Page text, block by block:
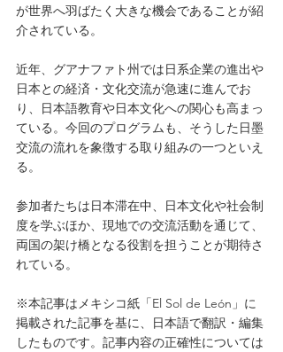
が世界へ羽ばたく大きな機会であることが紹
介されている。
近年、グアナファト州では日系企業の進出や
日本との経済・文化交流が急速に進んでお
り、日本語教育や日本文化への関心も高まっ
ている。今回のプログラムも、そうした日墨
交流の流れを象徴する取り組みの一つといえ
る。
参加者たちは日本滞在中、日本文化や社会制
度を学ぶほか、現地での交流活動を通じて、
両国の架け橋となる役割を担うことが期待さ
れている。
※本記事はメキシコ紙「El Sol de León」に
掲載された記事を基に、日本語で翻訳・編集
したものです。記事内容の正確性については